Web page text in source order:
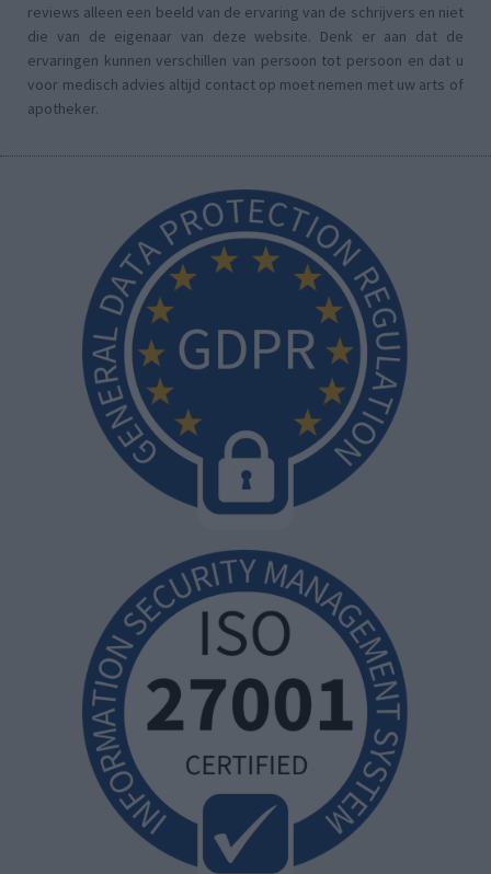
reviews alleen een beeld van de ervaring van de schrijvers en niet
die van de eigenaar van deze website. Denk er aan dat de
ervaringen kunnen verschillen van persoon tot persoon en dat u
voor medisch advies altijd contact op moet nemen met uw arts of
apotheker.